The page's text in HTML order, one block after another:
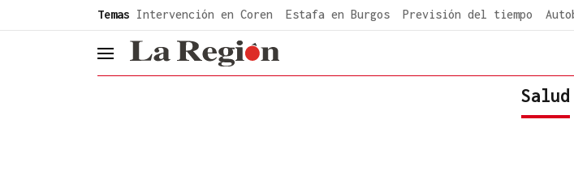
Temas Intervención en Coren Estafa en Burgos Previsión del tiempo
header.menu.open
Salud